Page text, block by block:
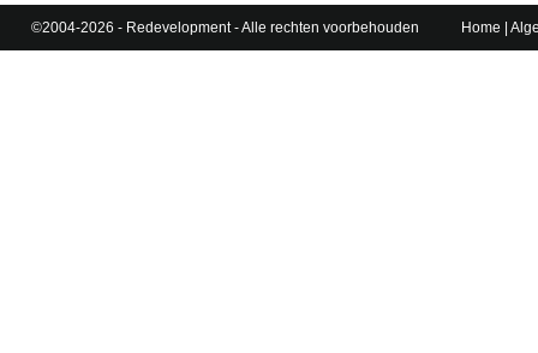
©2004-2026 - Redevelopment - Alle rechten voorbehouden Home